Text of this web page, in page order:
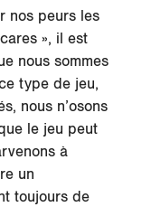
nos peurs les
», il est
nous sommes
type de jeu,
nous n’osons
le jeu peut
à
un
toujours de